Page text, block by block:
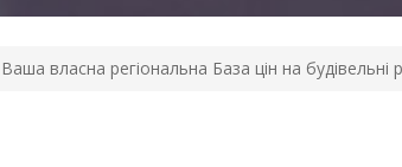
Ваша власна регіональна База цін на будівельні